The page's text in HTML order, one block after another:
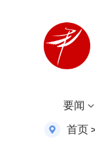
要闻
首页